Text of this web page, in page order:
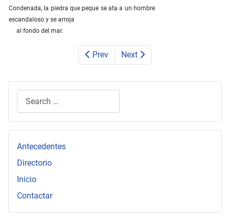
Condenada, la piedra que peque se ata a un hombre
escandaloso y se arroja
al fondo del mar.
Prev Next
Antecedentes
Directorio
Inicio
Contactar